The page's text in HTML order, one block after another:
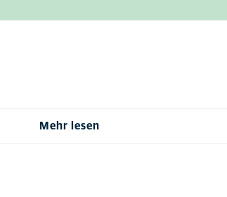
Mehr lesen